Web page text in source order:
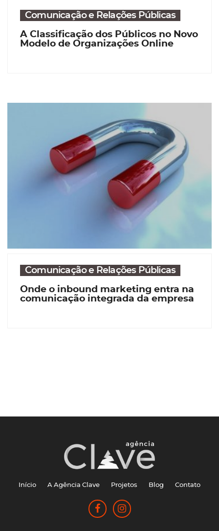
Comunicação e Relações Públicas
A Classificação dos Públicos no Novo
Modelo de Organizações Online
Comunicação e Relações Públicas
Onde o inbound marketing entra na
comunicação integrada da empresa
Início A Agência Clave Projetos Blog Contato